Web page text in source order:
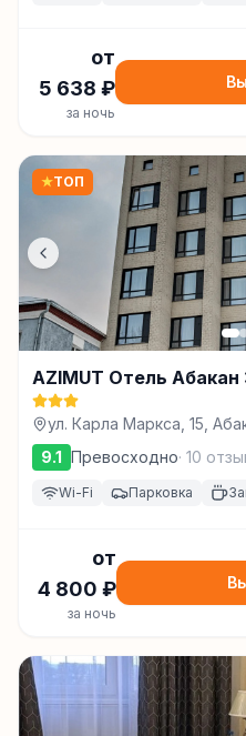
от
5 638 ₽
за ночь
★ТОП
AZIMUT Отель Абакан
ул. Карла Маркса, 15,
9.1 Превосходно· 10
Wi-Fi Парковка
от
4 800 ₽
за ночь